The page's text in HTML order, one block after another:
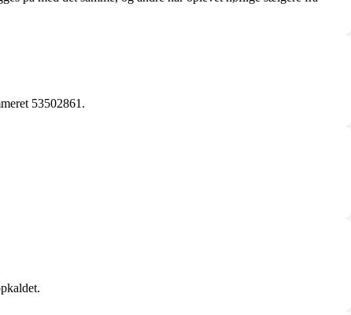
53502861.